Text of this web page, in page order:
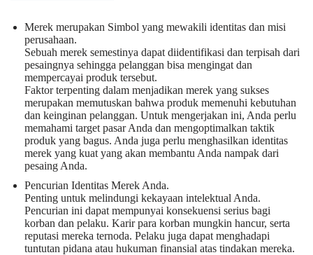
Merek merupakan Simbol yang mewakili identitas dan misi
perusahaan.
Sebuah merek semestinya dapat diidentifikasi dan terpisah dari
pesaingnya sehingga pelanggan bisa mengingat dan
mempercayai produk tersebut.
Faktor terpenting dalam menjadikan merek yang sukses
merupakan memutuskan bahwa produk memenuhi kebutuhan
dan keinginan pelanggan. Untuk mengerjakan ini, Anda perlu
memahami target pasar Anda dan mengoptimalkan taktik
produk yang bagus. Anda juga perlu menghasilkan identitas
merek yang kuat yang akan membantu Anda nampak dari
pesaing Anda.
Pencurian Identitas Merek Anda.
Penting untuk melindungi kekayaan intelektual Anda.
Pencurian ini dapat mempunyai konsekuensi serius bagi
korban dan pelaku. Karir para korban mungkin hancur, serta
reputasi mereka ternoda. Pelaku juga dapat menghadapi
tuntutan pidana atau hukuman finansial atas tindakan mereka.